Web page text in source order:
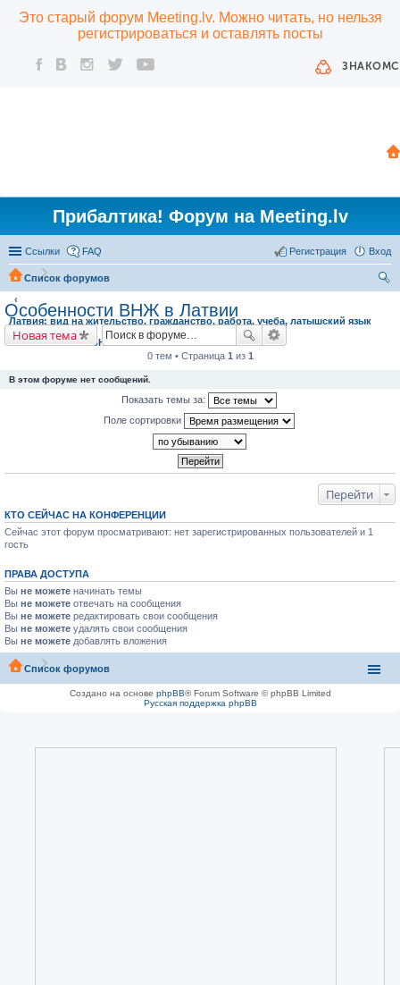
Это старый форум Meeting.lv. Можно читать, но нельзя
регистрироваться и оставлять посты
Прибалтика! Форум на Meeting.lv
Ссылки FAQ Вход
Регистрация
Список форумов
Латвия: вид на жительство, гражданство, работа, учеба, латышский язык
Особенности ВНЖ в Латвии
Особенности ВНЖ в Латвии
Новая тема
0 тем • Страница 1 из 1
В этом форуме нет сообщений.
Показать темы за:
Поле сортировки
Перейти
КТО СЕЙЧАС НА КОНФЕРЕНЦИИ
Сейчас этот форум просматривают: нет зарегистрированных пользователей и 1
гость
ПРАВА ДОСТУПА
Вы не можете начинать темы
Вы не можете отвечать на сообщения
Вы не можете редактировать свои сообщения
Вы не можете удалять свои сообщения
Вы не можете добавлять вложения
Список форумов
Создано на основе phpBB® Forum Software © phpBB Limited
Русская поддержка phpBB